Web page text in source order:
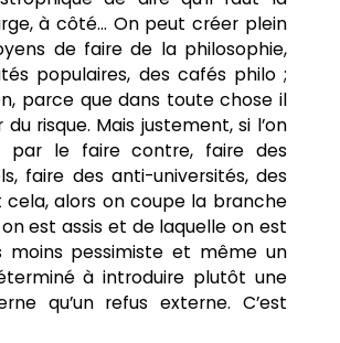
à côté… On peut créer plein
de faire de la philosophie,
populaires, des cafés philo ;
parce que dans toute chose il
risque. Mais justement, si l’on
par le faire contre, faire des
faire des anti-universités, des
alors on coupe la branche
est assis et de laquelle on est
moins pessimiste et même un
à introduire plutôt une
qu’un refus externe. C’est